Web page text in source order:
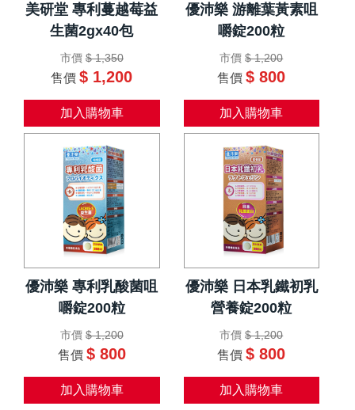
美研堂 專利蔓越莓益
生菌2gx40包
市價 $ 1,350
售價 $ 1,200
加入購物車
優沛樂 游離葉黃素咀
嚼錠200粒
市價 $ 1,200
售價 $ 800
加入購物車
優沛樂 專利乳酸菌咀
嚼錠200粒
市價 $ 1,200
售價 $ 800
加入購物車
優沛樂 日本乳鐵初乳
營養錠200粒
市價 $ 1,200
售價 $ 800
加入購物車